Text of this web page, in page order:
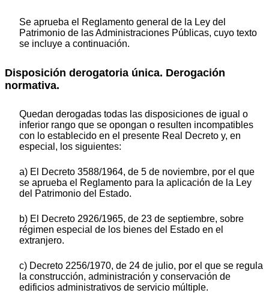
Se aprueba el Reglamento general de la Ley del
Patrimonio de las Administraciones Públicas, cuyo texto
se incluye a continuación.
Disposición derogatoria única. Derogación
normativa.
Quedan derogadas todas las disposiciones de igual o
inferior rango que se opongan o resulten incompatibles
con lo establecido en el presente Real Decreto y, en
especial, los siguientes:
a) El Decreto 3588/1964, de 5 de noviembre, por el que
se aprueba el Reglamento para la aplicación de la Ley
del Patrimonio del Estado.
b) El Decreto 2926/1965, de 23 de septiembre, sobre
régimen especial de los bienes del Estado en el
extranjero.
c) Decreto 2256/1970, de 24 de julio, por el que se regula
la construcción, administración y conservación de
edificios administrativos de servicio múltiple.